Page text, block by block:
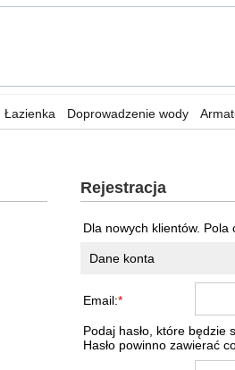
Łazienka Doprowadzenie wody
Rejestracja
Dla nowych klientów. Pola
Dane konta
Email:*
Podaj hasło, które będzie
Hasło powinno zawierać